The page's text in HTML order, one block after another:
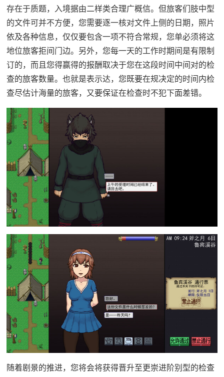
存在于质题，入境据由二样类合理广概信。但旅客们肢中型
的文件可并不方便，您需要逐一核对文件上侧的日期，照片
依及各种信息，仅仅要包含一项不符合常规，您单必须将这
地位旅客拒间门边。另外，您每一天的工作时期间是有限制
订的，而且您得赢得的报酬取决于您在这段时间中间对的检
查的旅客数量。也就是表示达，您既要在规决定的时间内检
查尽估计海量的旅客，又要保证在检查时不犯下面差错。
随着剧景的推进，您将会将获得晋升至更崇进阶别型的检查